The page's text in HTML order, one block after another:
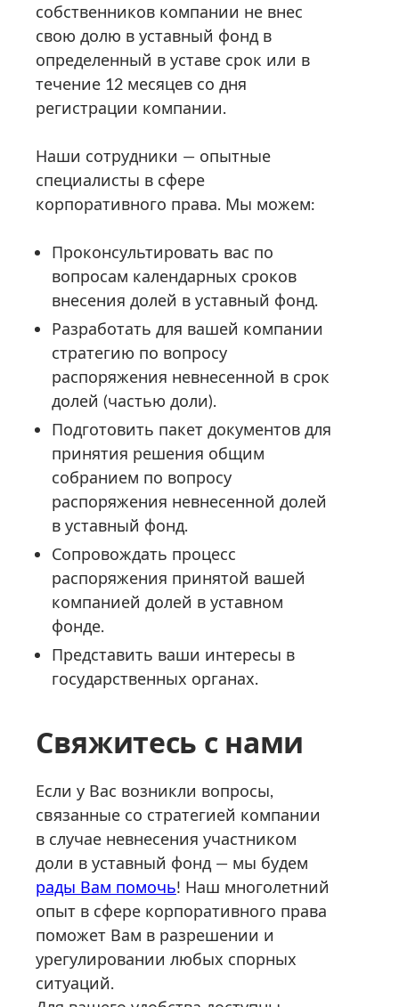
собственников компании не внес
свою долю в уставный фонд в
определенный в уставе срок или в
течение 12 месяцев со дня
регистрации компании.
Наши сотрудники — опытные
специалисты в сфере
корпоративного права. Мы можем:
Проконсультировать вас по
вопросам календарных сроков
внесения долей в уставный фонд.
Разработать для вашей компании
стратегию по вопросу
распоряжения невнесенной в срок
долей (частью доли).
Подготовить пакет документов для
принятия решения общим
собранием по вопросу
распоряжения невнесенной долей
в уставный фонд.
Сопровождать процесс
распоряжения принятой вашей
компанией долей в уставном
фонде.
Представить ваши интересы в
государственных органах.
Свяжитесь с нами
Если у Вас возникли вопросы,
связанные со стратегией компании
в случае невнесения участником
доли в уставный фонд — мы будем
рады Вам помочь! Наш многолетний
опыт в сфере корпоративного права
поможет Вам в разрешении и
урегулировании любых спорных
ситуаций.